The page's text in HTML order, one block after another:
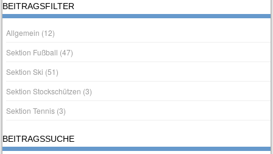
BEITRAGSFILTER
Allgemein (12)
Sektion Fußball (47)
Sektion Ski (51)
Sektion Stockschützen (3)
Sektion Tennis (3)
BEITRAGSSUCHE